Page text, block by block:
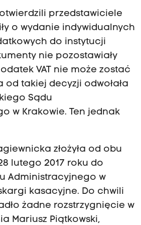
przedstawiciele
o wydanie indywidualnych
do instytucji
nie pozostawiały
VAT nie może zostać
od takiej decyzji odwołała
Sądu
w Krakowie. Ten jednak
złożyła od obu
lutego 2017 roku do
Administracyjnego w
kasacyjne. Do chwili
żadne rozstrzygnięcie w
Mariusz Piątkowski,